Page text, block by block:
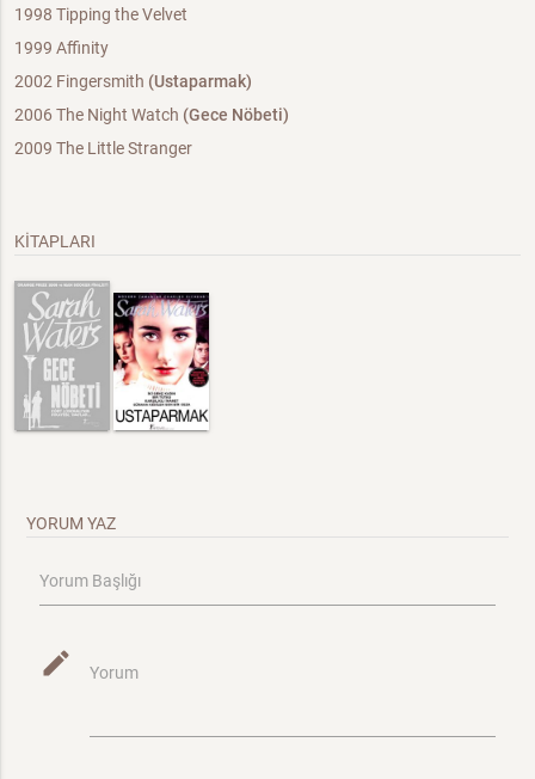
1998 Tipping the Velvet
1999 Affinity
2002 Fingersmith (Ustaparmak)
2006 The Night Watch (Gece Nöbeti)
2009 The Little Stranger
KİTAPLARI
YORUM YAZ
Yorum Başlığı
mode_edit Yorum